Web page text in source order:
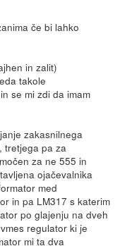
če bi lahko
in zalit)
takole
in se mi zdi da imam
zakasnilnega
tretjega pa za
za ne 555 in
ojačevalnika
med
in pa LM317 s katerim
po glajenju na dveh
regulator ki je
mi ta dva